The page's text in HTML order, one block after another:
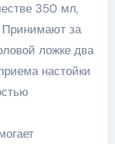
350 мл,
Принимают за
ложке два
настойки